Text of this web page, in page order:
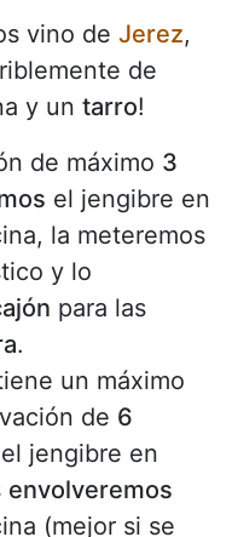
vino de Jerez,
de
y un tarro!
de máximo 3
el jengibre en
la meteremos
y lo
para las
.
un máximo
de 6
el jengibre en
envolveremos
(mejor si se